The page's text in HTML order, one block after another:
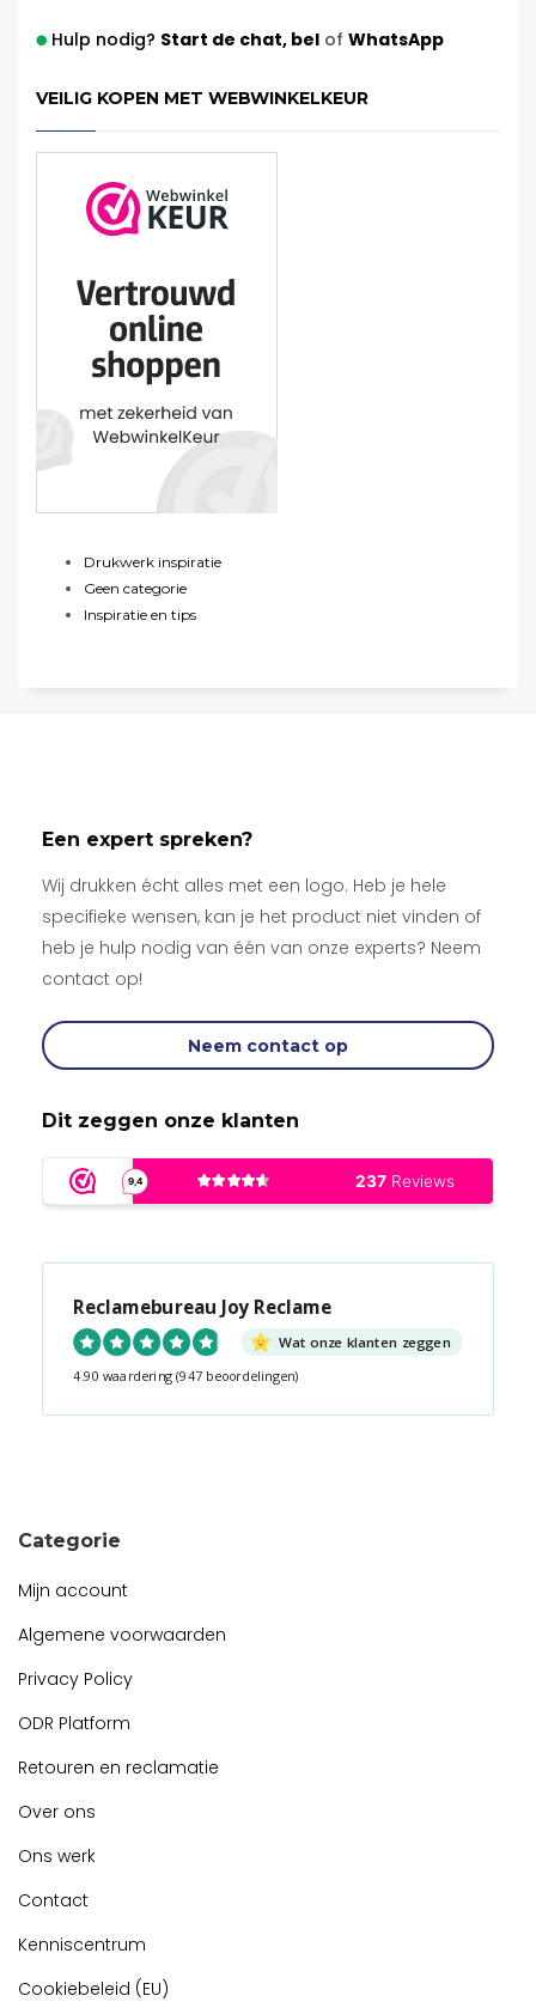
Hulp nodig? Start de chat,belof WhatsApp
VEILIG KOPEN MET WEBWINKELKEUR
Drukwerk inspiratie
Geen categorie
Inspiratie en tips
Een expert spreken?
Wij drukken écht alles met een logo. Heb je hele
specifieke wensen, kan je het product niet vinden of
heb je hulp nodig van één van onze experts? Neem
contact op!
Neem contact op
Dit zeggen onze klanten
Reclamebureau Joy Reclame
Wat onze klanten zeggen
4.90 waardering (947 beoordelingen)
Categorie
Mijn account
Algemene voorwaarden
Privacy Policy
ODR Platform
Retouren en reclamatie
Over ons
Ons werk
Contact
Kenniscentrum
Cookiebeleid (EU)